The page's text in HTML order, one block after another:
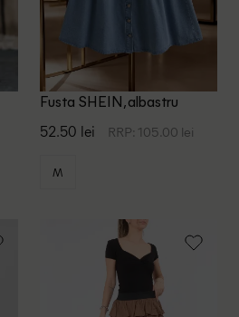
Fusta SHEIN, albastru
52.50 lei RRP: 105.00 lei
M